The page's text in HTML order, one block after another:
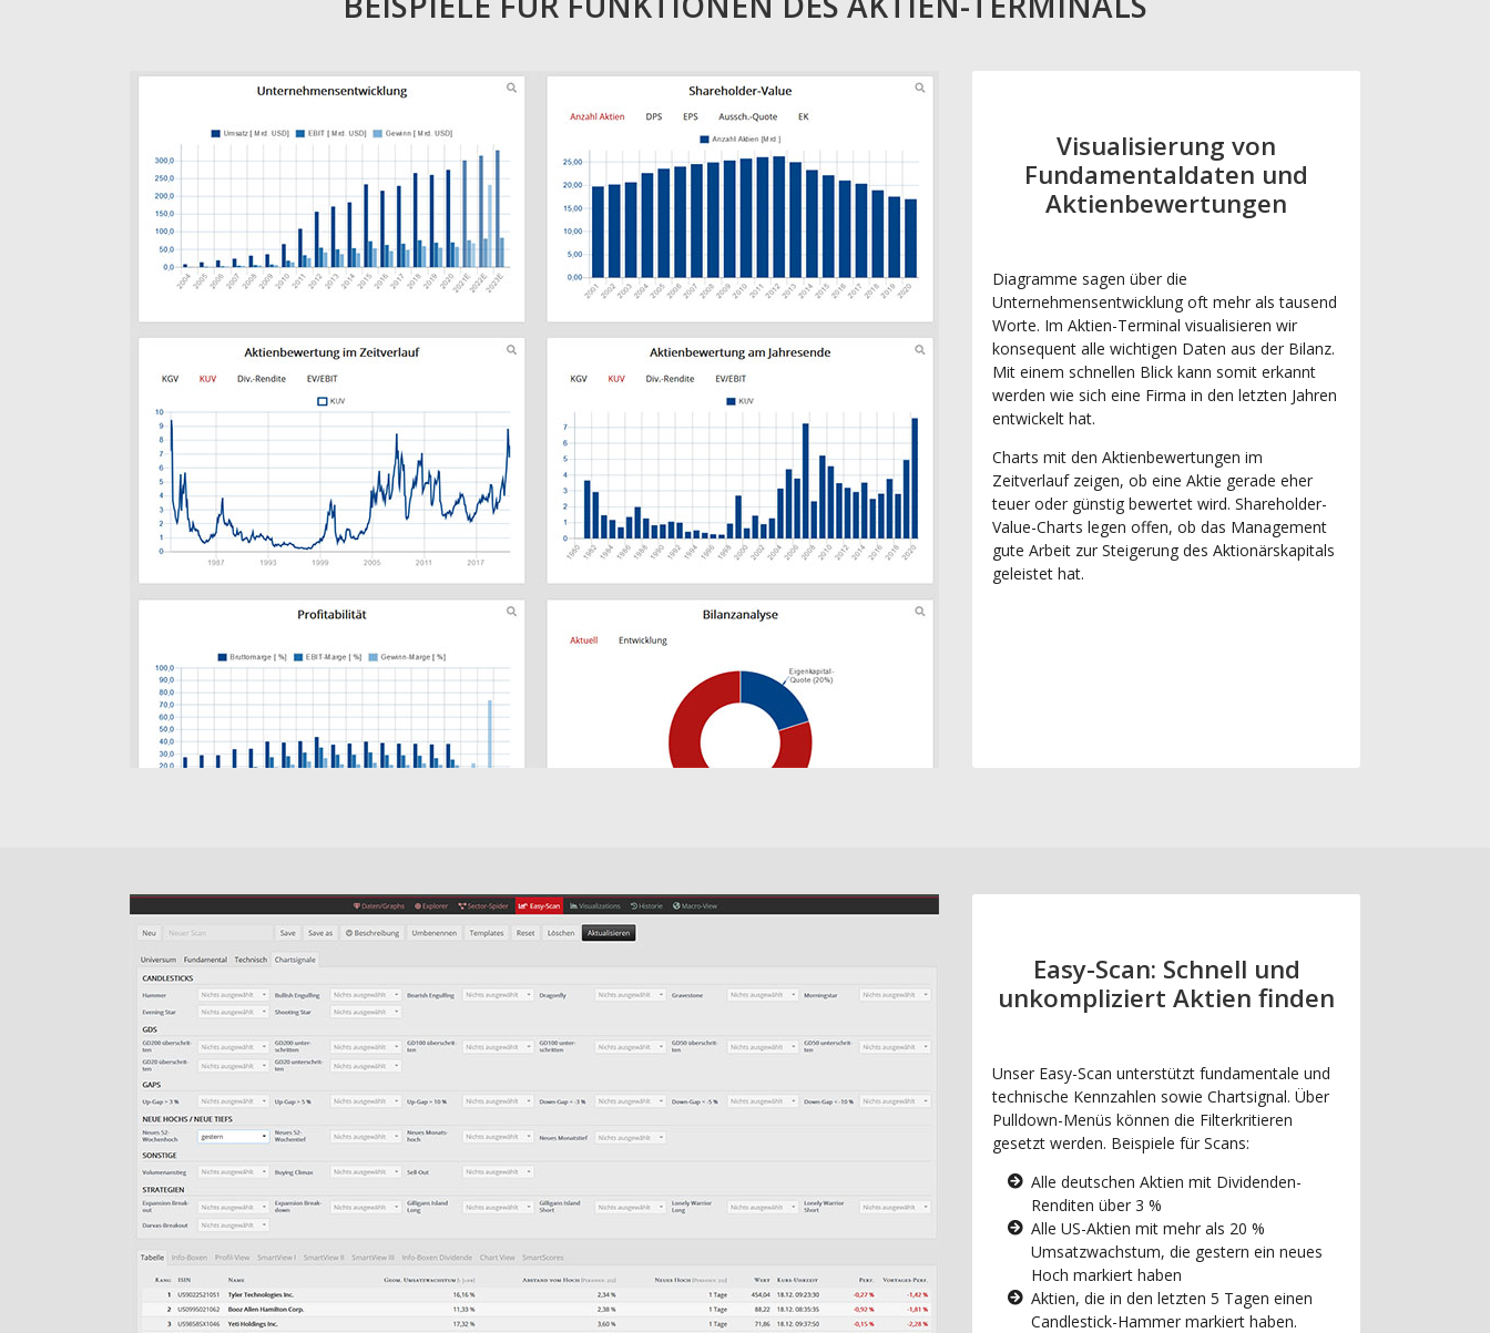
Visualisierung von
Fundamentaldaten und
Aktienbewertungen
Diagramme sagen über die
Unternehmensentwicklung oft mehr als tausend
Worte. Im Aktien-Terminal visualisieren wir
konsequent alle wichtigen Daten aus der Bilanz.
Mit einem schnellen Blick kann somit erkannt
werden wie sich eine Firma in den letzten Jahren
entwickelt hat.
Charts mit den Aktienbewertungen im
Zeitverlauf zeigen, ob eine Aktie gerade eher
teuer oder günstig bewertet wird. Shareholder-
Value-Charts legen offen, ob das Management
gute Arbeit zur Steigerung des Aktionärskapitals
geleistet hat.
Easy-Scan: Schnell und
unkompliziert Aktien finden
Unser Easy-Scan unterstützt fundamentale und
technische Kennzahlen sowie Chartsignal. Über
Pulldown-Menüs können die Filterkritieren
gesetzt werden. Beispiele für Scans:
Alle deutschen Aktien mit Dividenden-
Renditen über 3 %
Alle US-Aktien mit mehr als 20 %
Umsatzwachstum, die gestern ein neues
Hoch markiert haben
Aktien, die in den letzten 5 Tagen einen
Candlestick-Hammer markiert haben.